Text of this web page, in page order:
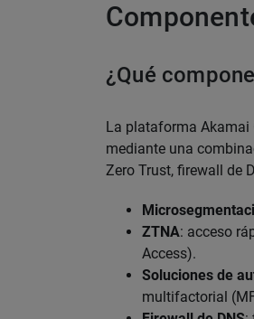
¿Qué
La plataforma Akamai
mediante una
Zero Trust, firewall de
ZTNA: acceso
Access).
Soluciones de
multifactorial